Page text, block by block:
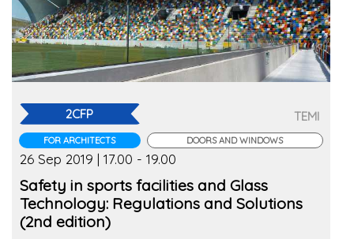
2CFP
FOR ARCHITECTS
TEMI
DOORS AND WINDOWS
26 Sep 2019 | 17.00 - 19.00
Safety in sports facilities and Glass
Technology: Regulations and Solutions
(2nd edition)